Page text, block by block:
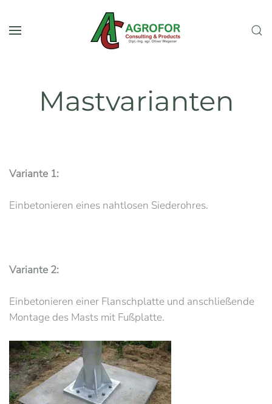
Zum Hauptinhalt springen
Mastvarianten
Variante 1:
Einbetonieren eines nahtlosen Siederohres.
Variante 2:
Einbetonieren einer Flanschplatte und anschließende
Montage des Masts mit Fußplatte.